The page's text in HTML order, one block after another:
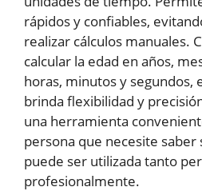
rápidos y confiables,
realizar cálculos manuales.
calcular la edad en años,
horas, minutos y segundos,
brinda flexibilidad y
una herramienta
persona que necesite saber
puede ser utilizada tanto
profesionalmente.